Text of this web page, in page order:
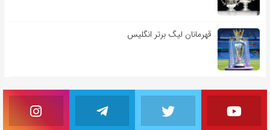
قهرمانان لیگ برتر انگلیس